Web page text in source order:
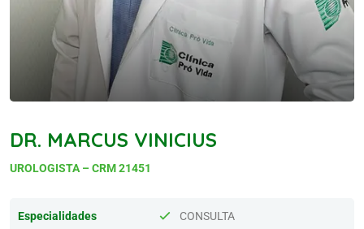
DR. MARCUS VINICIUS
UROLOGISTA – CRM 21451
Especialidades
CONSULTA